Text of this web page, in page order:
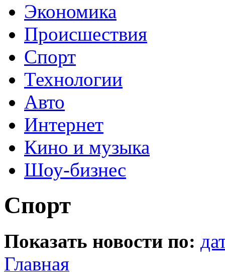
Экономика
Происшествия
Спорт
Технологии
Авто
Интернет
Кино и музыка
Шоу-бизнес
Спорт
Показать новости по:
Главная